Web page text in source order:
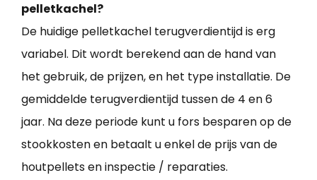
pelletkachel?
De huidige pelletkachel terugverdientijd is erg
variabel. Dit wordt berekend aan de hand van
het gebruik, de prijzen, en het type installatie. De
gemiddelde terugverdientijd tussen de 4 en 6
jaar. Na deze periode kunt u fors besparen op de
stookkosten en betaalt u enkel de prijs van de
houtpellets en inspectie / reparaties.